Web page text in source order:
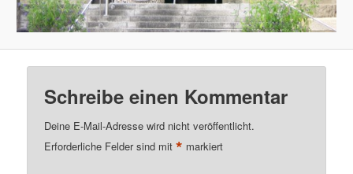
Schreibe einen Kommentar
Deine E-Mail-Adresse wird nicht veröffentlicht.
Erforderliche Felder sind mit* markiert